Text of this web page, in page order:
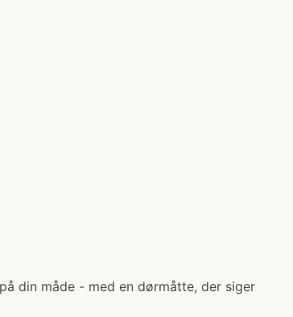
din måde - med en dørmåtte, der siger